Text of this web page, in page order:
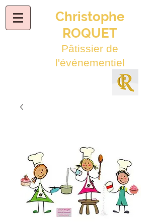
Christophe
ROQUET
Pâtissier de
l'événementiel